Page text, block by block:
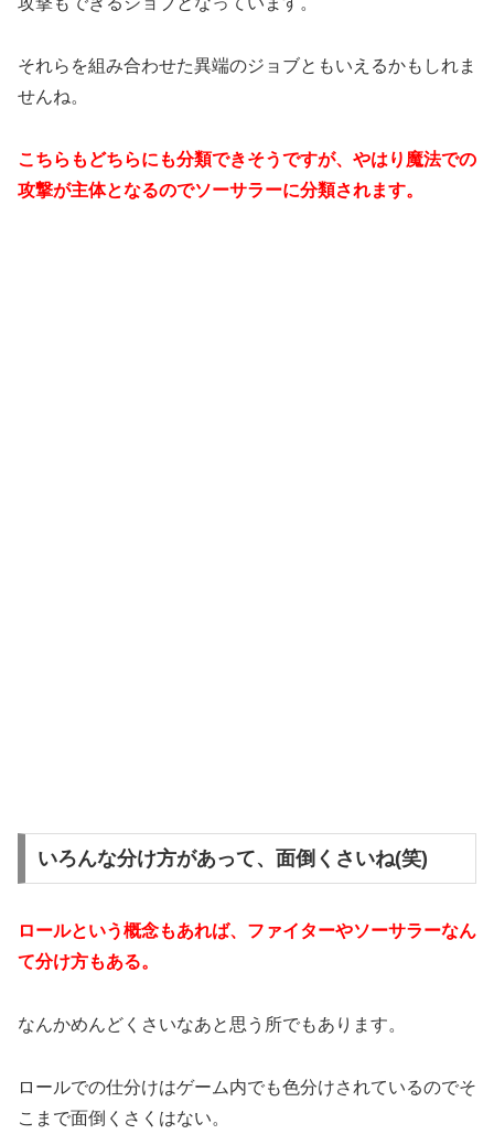
それらを組み合わせた異端のジョブともいえるかもしれま
せんね。
こちらもどちらにも分類できそうですが、やはり魔法での
攻撃が主体となるのでソーサラーに分類されます。
いろんな分け方があって、面倒くさいね(笑)
ロールという概念もあれば、ファイターやソーサラーなん
て分け方もある。
なんかめんどくさいなあと思う所でもあります。
ロールでの仕分けはゲーム内でも色分けされているのでそ
こまで面倒くさくはない。